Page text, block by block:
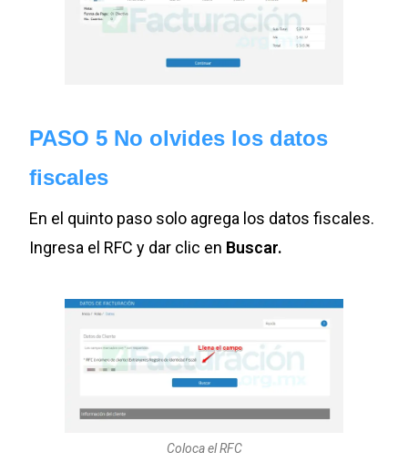
PASO 5 No olvides los datos
fiscales
En el quinto paso solo agrega los datos fiscales.
Ingresa el RFC y dar clic en Buscar.
Coloca el RFC